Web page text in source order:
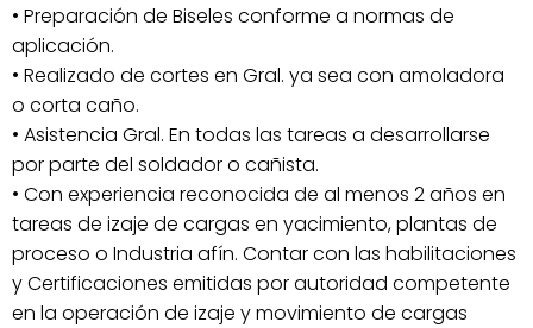
• Preparación de Biseles conforme a normas de
aplicación.
• Realizado de cortes en Gral. ya sea con amoladora
o corta caño.
• Asistencia Gral. En todas las tareas a desarrollarse
por parte del soldador o cañista.
• Con experiencia reconocida de al menos 2 años en
tareas de izaje de cargas en yacimiento, plantas de
proceso o Industria afín. Contar con las habilitaciones
y Certificaciones emitidas por autoridad competente
en la operación de izaje y movimiento de cargas